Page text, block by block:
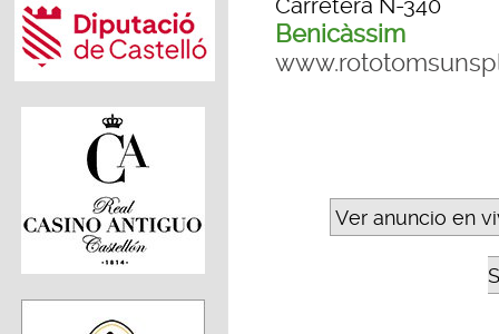
Carretera N-340
Benicàssim
Ver anuncio en